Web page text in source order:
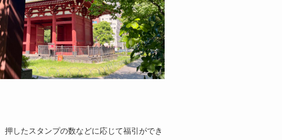
したスタンプの数などに応じて福引ができ